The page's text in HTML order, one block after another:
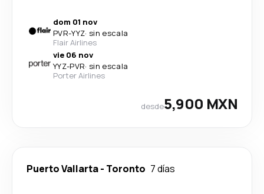
dom 01 nov
PVR-YYZ· sin escala
Flair Airlines
vie 06 nov
YYZ-PVR· sin escala
Porter Airlines
desde5,900 MXN
Puerto Vallarta- Toronto 7 días